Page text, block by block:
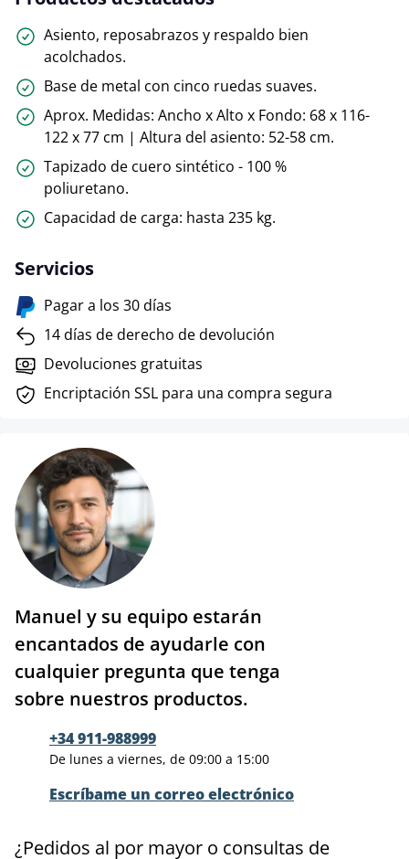
Asiento, reposabrazos y respaldo bien
acolchados.
Base de metal con cinco ruedas suaves.
Aprox. Medidas: Ancho x Alto x Fondo: 68 x 116-
122 x 77 cm | Altura del asiento: 52-58 cm.
Tapizado de cuero sintético - 100 %
poliuretano.
Capacidad de carga: hasta 235 kg.
Servicios
Pagar a los 30 días
14 días de derecho de devolución
Devoluciones gratuitas
Encriptación SSL para una compra segura
Manuel y su equipo estarán
encantados de ayudarle con
cualquier pregunta que tenga
sobre nuestros productos.
+34 911-988999
De lunes a viernes, de 09:00 a 15:00
Escríbame un correo electrónico
¿Pedidos al por mayor o consultas de